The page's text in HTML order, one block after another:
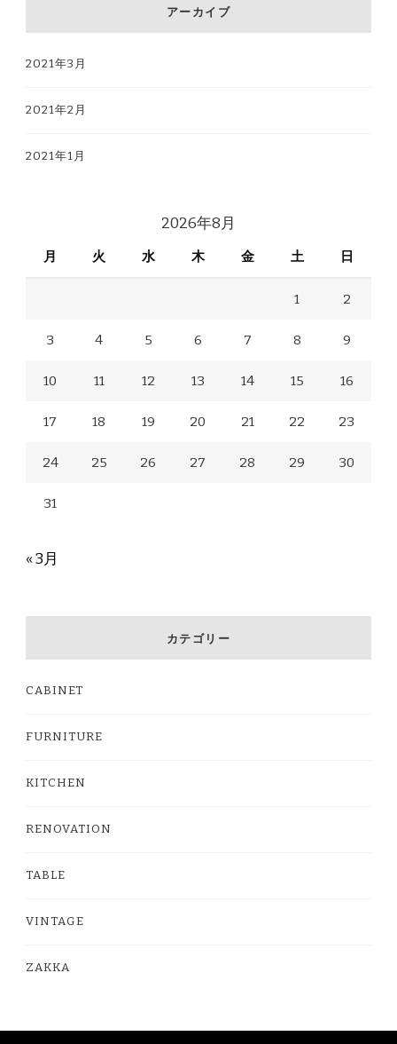
で
か
アーカイブ
2021年3月
2021年2月
2021年1月
2026年8月
月 火 水 木 金 土 日
1 2
3 4 5 6 7 8 9
10 11 12 13 14 15 16
17 18 19 20 21 22 23
24 25 26 27 28 29 30
31
« 3月
カテゴリー
CABINET
FURNITURE
KITCHEN
RENOVATION
TABLE
VINTAGE
ZAKKA